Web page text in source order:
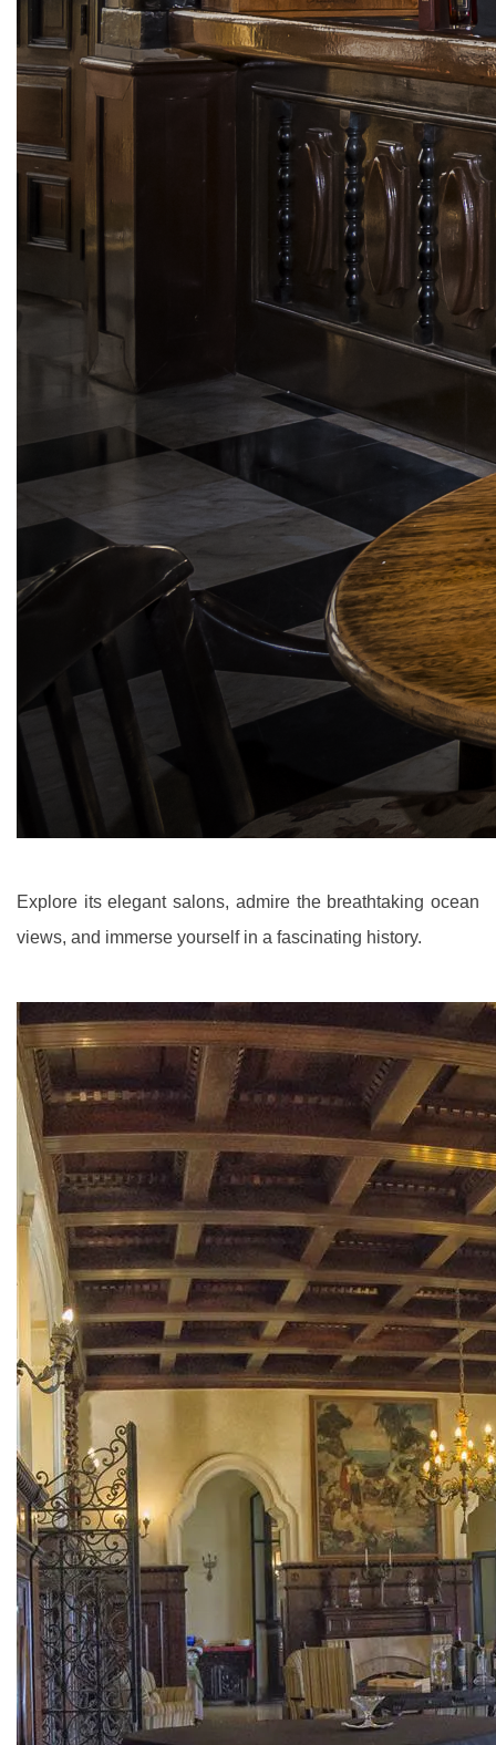
Explore its elegant salons, admire the breathtaking ocean
views, and immerse yourself in a fascinating history.